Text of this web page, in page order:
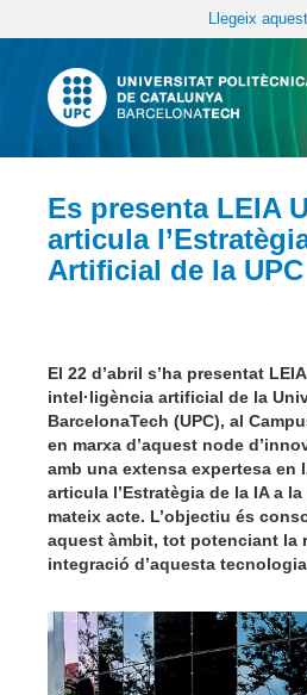
Llegeix
Es presenta LEIA
articula
Artificial de la UPC
El 22 d’abril s’ha presentat
intel·ligència artificial de la
BarcelonaTech (UPC), al
en marxa d’aquest node
amb una extensa expertesa en
articula l’Estratègia de la IA a
mateix acte. L’objectiu és
aquest àmbit, tot potenciant la
integració d’aquesta